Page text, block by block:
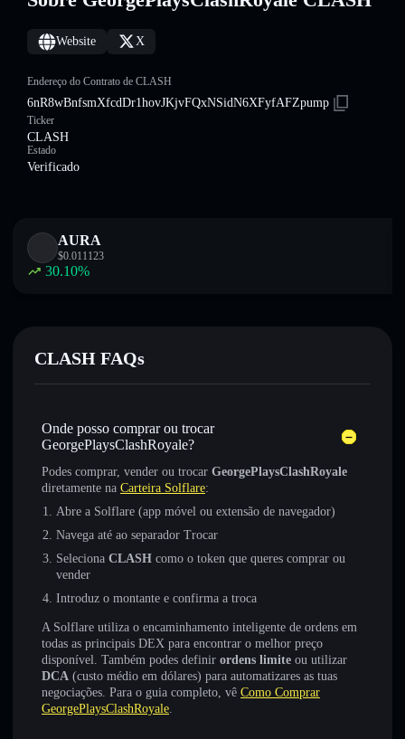
Website X
Endereço do Contrato de CLASH
6nR8wBnfsmXfcdDr1hovJKjvFQxNSidN6XFyfAFZpump
Ticker
CLASH
Estado
Verificado
AURA
$0.011123
30.10%
CLASH FAQs
Onde posso comprar ou trocar
GeorgePlaysClashRoyale?
Podes comprar, vender ou trocar GeorgePlaysClashRoyale
diretamente na Carteira Solflare:
Abre a Solflare (app móvel ou extensão de navegador)
Navega até ao separador Trocar
Seleciona CLASH como o token que queres comprar ou
vender
Introduz o montante e confirma a troca
A Solflare utiliza o encaminhamento inteligente de ordens em
todas as principais DEX para encontrar o melhor preço
disponível. Também podes definir ordens limite ou utilizar
DCA (custo médio em dólares) para automatizares as tuas
negociações. Para o guia completo, vê Como Comprar
GeorgePlaysClashRoyale.